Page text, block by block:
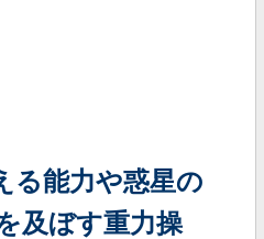
る能力や惑星の
及ぼす重力操